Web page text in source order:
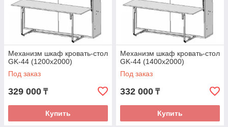
Механизм шкаф кровать-стол
GK-44 (1200х2000)
Под заказ
329 000 ₸
Купить
Механизм шкаф кровать-стол
GK-44 (1400х2000)
Под заказ
332 000 ₸
Купить